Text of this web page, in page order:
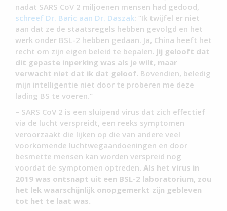
nadat SARS CoV 2 miljoenen mensen had gedood,
schreef Dr. Baric aan Dr. Daszak: “Ik twijfel er niet
aan dat ze de staatsregels hebben gevolgd en het
werk onder BSL-2 hebben gedaan. Ja, China heeft het
recht om zijn eigen beleid te bepalen. Jij gelooft dat
dit gepaste inperking was als je wilt, maar
verwacht niet dat ik dat geloof. Bovendien, beledig
mijn intelligentie niet door te proberen me deze
lading BS te voeren.”
– SARS CoV 2 is een sluipend virus dat zich effectief
via de lucht verspreidt, een reeks symptomen
veroorzaakt die lijken op die van andere veel
voorkomende luchtwegaandoeningen en door
besmette mensen kan worden verspreid nog
voordat de symptomen optreden. Als het virus in
2019 was ontsnapt uit een BSL-2 laboratorium, zou
het lek waarschijnlijk onopgemerkt zijn gebleven
tot het te laat was.